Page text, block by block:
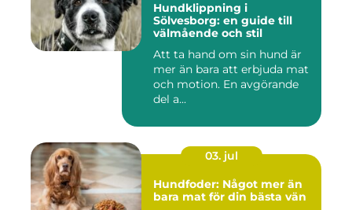
Hundklippning i
Sölvesborg: en guide till
välmående och stil
Att ta hand om sin hund är
mer än bara att erbjuda mat
och motion. En avgörande
del a...
03. jul
Hundfoder: Något mer än
bara mat för din bästa vän